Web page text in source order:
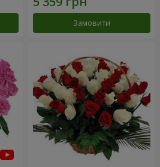
Замовити